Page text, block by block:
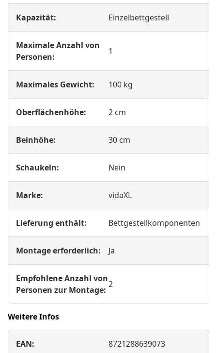
Kapazität: Einzelbettgestell
Maximale Anzahl von
Personen:
1
Maximales Gewicht: 100 kg
Oberflächenhöhe: 2 cm
Beinhöhe: 30 cm
Schaukeln: Nein
Marke: vidaXL
Lieferung enthält: Bettgestellkomponenten
Montage erforderlich: Ja
Empfohlene Anzahl von
Personen zur Montage:
2
Weitere Infos
EAN: 8721288639073